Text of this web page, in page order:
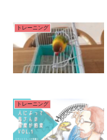
トレーニング
トレーニング